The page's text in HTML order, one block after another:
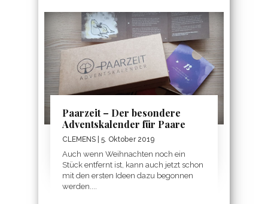
Paarzeit – Der besondere
Adventskalender für Paare
CLEMENS | 5. Oktober 2019
Auch wenn Weihnachten noch ein
Stück entfernt ist, kann auch jetzt schon
mit den ersten Ideen dazu begonnen
werden....